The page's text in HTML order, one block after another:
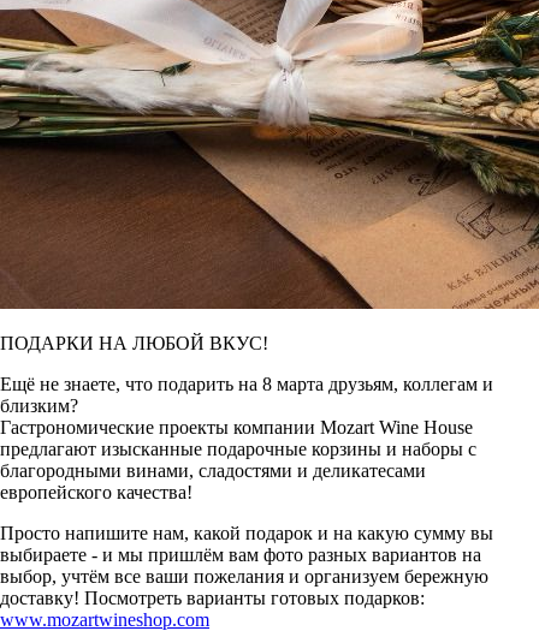
ПОДАРКИ НА ЛЮБОЙ ВКУС!
Ещё не знаете, что подарить на 8 марта друзьям, коллегам и
близким?
Гастрономические проекты компании Mozart Wine House
предлагают изысканные подарочные корзины и наборы с
благородными винами, сладостями и деликатесами
европейского качества!
Просто напишите нам, какой подарок и на какую сумму вы
выбираете - и мы пришлём вам фото разных вариантов на
выбор, учтём все ваши пожелания и организуем бережную
доставку! Посмотреть варианты готовых подарков:
www.mozartwineshop.com